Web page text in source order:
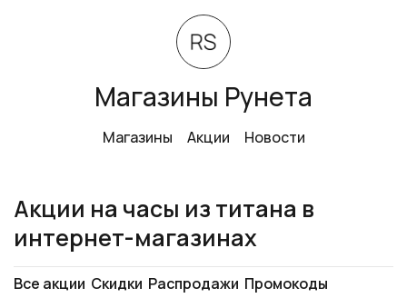
Магазины Рунета
Магазины Акции Новости
Акции на часы из титана в
интернет-магазинах
Все акции Скидки Распродажи Промокоды